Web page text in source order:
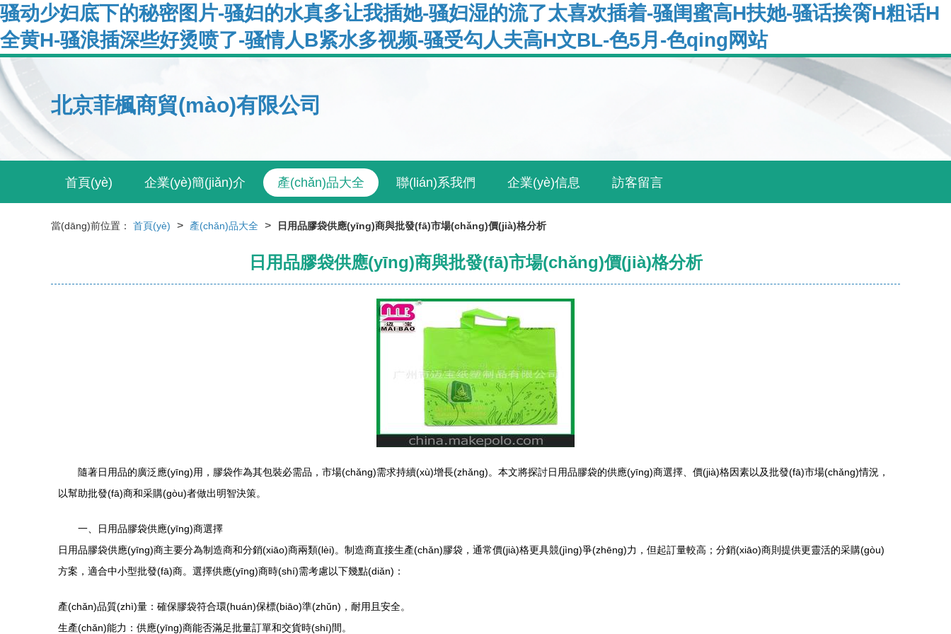
骚动少妇底下的秘密图片-骚妇的水真多让我插她-骚妇湿的流了太喜欢插着-骚闺蜜高H扶她-骚话挨脔H粗话H
全黄H-骚浪插深些好烫喷了-骚情人B紧水多视频-骚受勾人夫高H文BL-色5月-色qing网站
北京菲楓商貿(mào)有限公司
首頁(yè) 企業(yè)簡(jiǎn)介 產(chǎn)品大全 聯(lián)系我們 企業(yè)信息 訪客留言
當(dāng)前位置： 首頁(yè) > 產(chǎn)品大全 > 日用品膠袋供應(yīng)商與批發(fā)市場(chǎng)價(jià)格分析
日用品膠袋供應(yīng)商與批發(fā)市場(chǎng)價(jià)格分析
隨著日用品的廣泛應(yīng)用，膠袋作為其包裝必需品，市場(chǎng)需求持續(xù)增長(zhǎng)。本文將探討日用品膠袋的供應(yīng)商選擇、價(jià)格因素以及批發(fā)市場(chǎng)情況，
以幫助批發(fā)商和采購(gòu)者做出明智決策。
一、日用品膠袋供應(yīng)商選擇
日用品膠袋供應(yīng)商主要分為制造商和分銷(xiāo)商兩類(lèi)。制造商直接生產(chǎn)膠袋，通常價(jià)格更具競(jìng)爭(zhēng)力，但起訂量較高；分銷(xiāo)商則提供更靈活的采購(gòu)
方案，適合中小型批發(fā)商。選擇供應(yīng)商時(shí)需考慮以下幾點(diǎn)：
產(chǎn)品質(zhì)量：確保膠袋符合環(huán)保標(biāo)準(zhǔn)，耐用且安全。
生產(chǎn)能力：供應(yīng)商能否滿足批量訂單和交貨時(shí)間。